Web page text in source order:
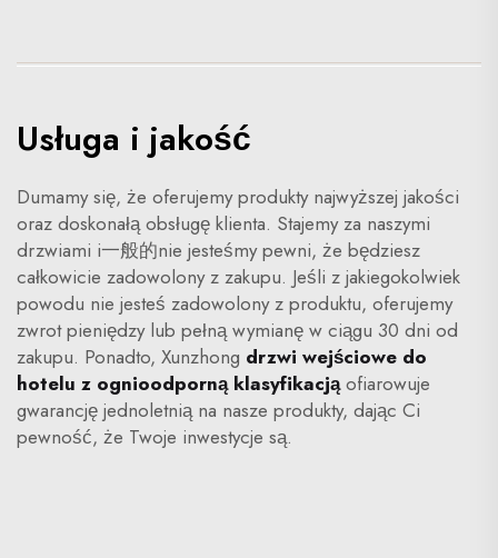
Usługa i jakość
Dumamy się, że oferujemy produkty najwyższej jakości
oraz doskonałą obsługę klienta. Stajemy za naszymi
drzwiami i一般的nie jesteśmy pewni, że będziesz
całkowicie zadowolony z zakupu. Jeśli z jakiegokolwiek
powodu nie jesteś zadowolony z produktu, oferujemy
zwrot pieniędzy lub pełną wymianę w ciągu 30 dni od
zakupu. Ponadto, Xunzhong drzwi wejściowe do
hotelu z ognioodporną klasyfikacjąofiarowuje
gwarancję jednoletnią na nasze produkty, dając Ci
pewność, że Twoje inwestycje są.